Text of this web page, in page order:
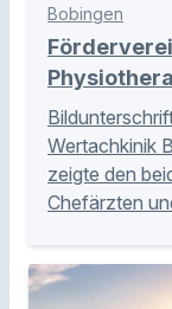
Bobingen
Wertachkinik
zeigte den
Chefärzten